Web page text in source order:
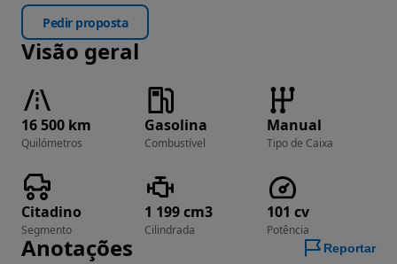
Pedir proposta
Visão geral
16 500 km
Quilómetros
Gasolina
Combustível
Manual
Tipo de Caixa
Citadino
Segmento
1 199 cm3
Cilindrada
101 cv
Potência
Anotações Reportar